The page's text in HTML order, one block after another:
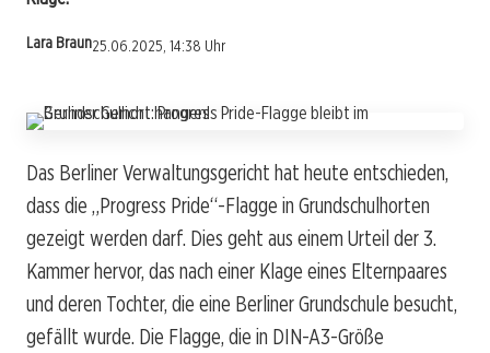
Lara Braun25.06.2025, 14:38 Uhr
Das Berliner Verwaltungsgericht hat heute entschieden,
dass die „Progress Pride“-Flagge in Grundschulhorten
gezeigt werden darf. Dies geht aus einem Urteil der 3.
Kammer hervor, das nach einer Klage eines Elternpaares
und deren Tochter, die eine Berliner Grundschule besucht,
gefällt wurde. Die Flagge, die in DIN-A3-Größe